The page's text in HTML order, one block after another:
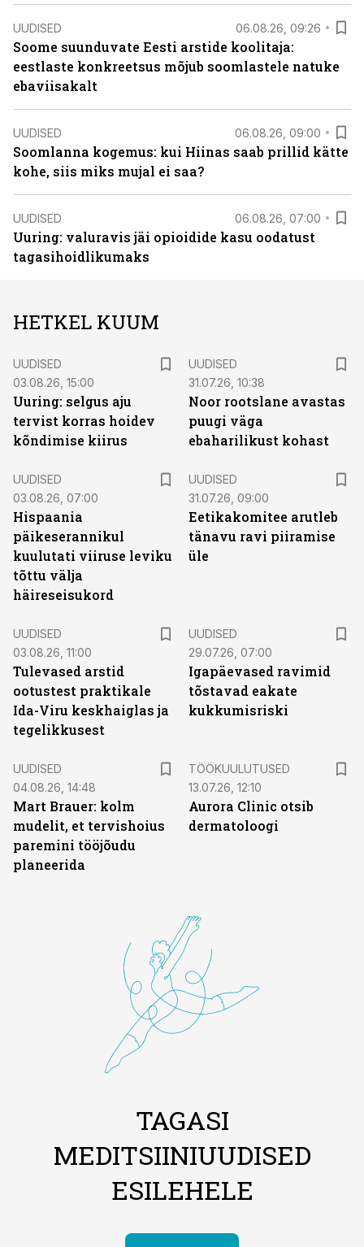
UUDISED 06.08.26, 09:26
Soome suunduvate Eesti arstide koolitaja:
eestlaste konkreetsus mõjub soomlastele natuke
ebaviisakalt
UUDISED 06.08.26, 09:00
Soomlanna kogemus: kui Hiinas saab prillid kätte
kohe, siis miks mujal ei saa?
UUDISED 06.08.26, 07:00
Uuring: valuravis jäi opioidide kasu oodatust
tagasihoidlikumaks
HETKEL KUUM
UUDISED
03.08.26, 15:00
Uuring: selgus aju
tervist korras hoidev
kõndimise kiirus
UUDISED
31.07.26, 10:38
Noor rootslane avastas
puugi väga
ebaharilikust kohast
UUDISED
03.08.26, 07:00
Hispaania
päikeserannikul
kuulutati viiruse leviku
tõttu välja
häireseisukord
UUDISED
31.07.26, 09:00
Eetikakomitee arutleb
tänavu ravi piiramise
üle
UUDISED
03.08.26, 11:00
Tulevased arstid
ootustest praktikale
Ida-Viru keskhaiglas ja
tegelikkusest
UUDISED
29.07.26, 07:00
Igapäevased ravimid
tõstavad eakate
kukkumisriski
UUDISED
04.08.26, 14:48
Mart Brauer: kolm
mudelit, et tervishoius
paremini tööjõudu
planeerida
TÖÖKUULUTUSED
13.07.26, 12:10
Aurora Clinic otsib
dermatoloogi
TAGASI
MEDITSIINIUUDISED
ESILEHELE